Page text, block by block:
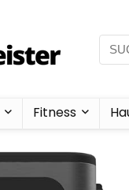
Fitness